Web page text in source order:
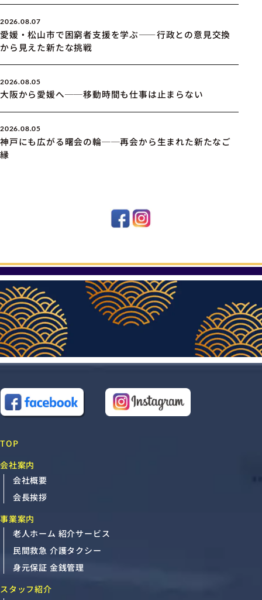
2026.08.07
愛媛・松山市で困窮者支援を学ぶ――行政との意見交換
から見えた新たな挑戦
2026.08.05
大阪から愛媛へ──移動時間も仕事は止まらない
2026.08.05
神戸にも広がる曙会の輪──再会から生まれた新たなご
縁
TOP
会社案内
会社概要
会長挨拶
事業案内
老人ホーム 紹介サービス
民間救急 介護タクシー
身元保証 金銭管理
スタッフ紹介